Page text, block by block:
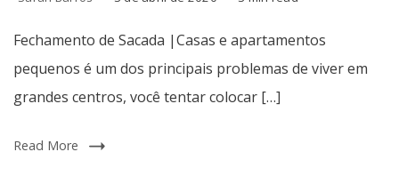
é
dos
principais
de
Fechamento de Sacada |Casas e apartamentos
pequenos é um dos principais problemas de viver em
grandes centros, você tentar colocar […]
Read More